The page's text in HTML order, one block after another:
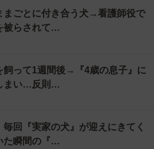
まごとに付き合う犬→看護師役で
被らされて…
飼って1週間後→『4歳の息子』に
まい…反則…
毎回『実家の犬』が迎えにきてく
た瞬間の『…